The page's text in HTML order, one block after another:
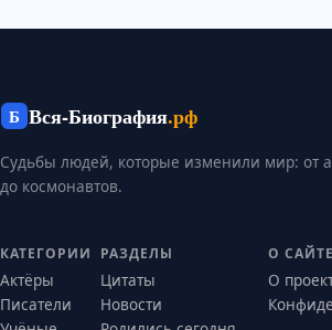
Б Вся-Биография.рф
Судьбы людей, которые изменили мир: от
до космонавтов.
КАТЕГОРИИ
Актёры
Писатели
РАЗДЕЛЫ
Цитаты
Новости
О САЙТЕ
О